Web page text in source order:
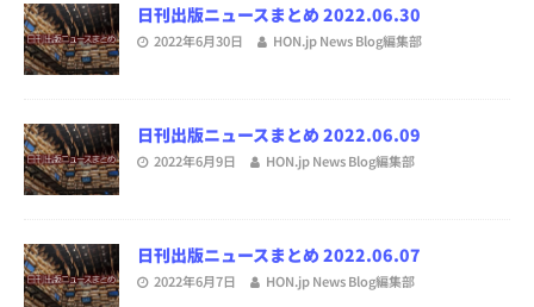
日刊出版ニュースまとめ 2022.06.30
2022年6月30日 HON.jp News Blog編集部
日刊出版ニュースまとめ 2022.06.09
2022年6月9日 HON.jp News Blog編集部
日刊出版ニュースまとめ 2022.06.07
2022年6月7日 HON.jp News Blog編集部